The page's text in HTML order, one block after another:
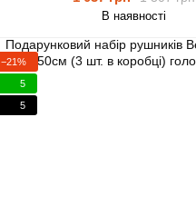
В наявності
−21%
5
5